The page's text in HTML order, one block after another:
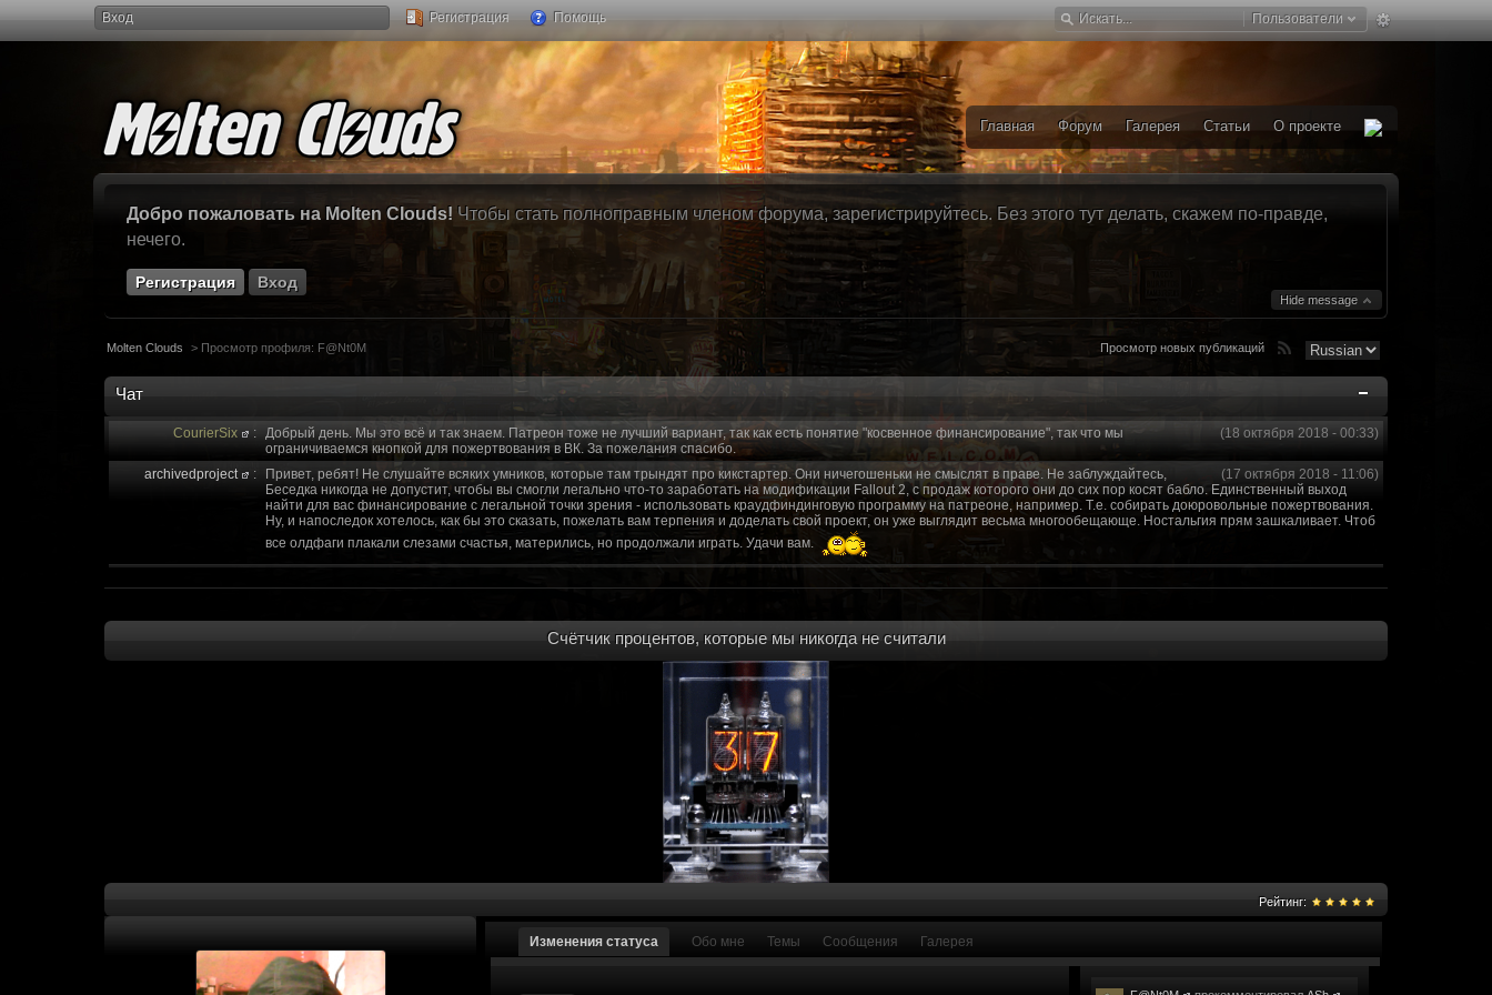
Вход Помощь
Регистрация Пользователи
Главная Форум Галерея Статьи О проекте
Добро пожаловать на Molten Clouds! Чтобы стать полноправным членом форума, зарегистрируйтесь. Без этого тут делать, скажем по-правде,
нечего.
Регистрация Вход
Hide message
Molten Clouds > Просмотр профиля: F@Nt0M Просмотр новых публикаций
Чат
CourierSix : (18 октября 2018 - 00:33)
Добрый день. Мы это всё и так знаем. Патреон тоже не лучший вариант, так как есть понятие "косвенное финансирование", так что мы
ограничиваемся кнопкой для пожертвования в ВК. За пожелания спасибо.
archivedproject
: (17 октября 2018 - 11:06)
Привет, ребят! Не слушайте всяких умников, которые там трындят про кикстартер. Они ничегошеньки не смыслят в праве. Не заблуждайтесь,
Беседка никогда не допустит, чтобы вы смогли легально что-то заработать на модификации Fallout 2, с продаж которого они до сих пор косят бабло. Единственный выход
найти для вас финансирование с легальной точки зрения - использовать краудфиндинговую программу на патреоне, например. Т.е. собирать доюровольные пожертвования.
Ну, и напоследок хотелось, как бы это сказать, пожелать вам терпения и доделать свой проект, он уже выглядит весьма многообещающе. Ностальгия прям зашкаливает. Чтоб
все олдфаги плакали слезами счастья, матерились, но продолжали играть. Удачи вам.
https://discordapp.com/invite/SxX7Zxf
Рыцарь Братства
: (09 октября 2018 - 13:36)
Здравствуйте, ребята! Может я как-то смогу вам помочь? Буду рад
Как доберемся до озвучки, постараемся связаться с вами.
Привет реббя! Жду не дождусь, вернее жду с мужеством настоящего война ваш проект, Молтены. Помогу, чем могу, как когда-то
Надо будет как-то запилить тут ссылки и на другие информационные ресурсы.https://discord.gg/WkrksnV
https://discord.gg/svX26Rs
а ещо можна крч сделать тупа 3д (три дэ ну трехмерны) катсцену крч котора я будет показывать локации ну типа пролета ну камера да? вот в обще и
показывать эту катсцену а квесты потом хорошо? ато поиграть очень хотчется и проэкт вдруг загнетца эххххх......................(
Ок. Если мы захотим сделать карту для Quake, обязательно прислушаемся к этому совету.
Сорян за нахальство, просто контент какой то у вас уже есть. А время против вас. Боевка и интерактив вам нужен в любом случае. Это база - чем раньше
тем лучше. Реактор скажем уже есть, ну вот на нем и остановитесь скажем. Даже одной локации достаточно, если скажем объявить о фишке: точности воспроизведения
оригинальной обстановки. Каждая лока будет - как выпуск. История известна, пройтись по ключевым историям и показать в 3д отдельные кусочки. Не знаю, можно даже на
базе реактор сделать очистку убежища 7 от рейдеров, не помню. Начав с боевки уже можно о квестах года через 2 -3 задуматься будет, опять же лучше будет проработать
сначала города в которых уже была боевка... Просто то что вы наметили не закончится никогда. Без релизов все загнется... )
Городом убежища и граждане напали на Гекко с целью уничтожить реактор." Точка захвата реактор. Можно мувик показать и т д. Можно Город убежище аналогично: граждане
против рейдеров... Модор против рейдеров, НКР-ГУ-НьюРено, против друг друга. Жанр "Осада города" в Falloutауте актуальна чуть не в большей части контента. Охрана
каравана опять же - локи с пустины.... 5 лок чтобы отладить боевку и проработку деталей. Это и старт для всего что надумаете в будущем и самое быстрое что из этого можно
получить....
Счётчик процентов, которые мы никогда не считали
Рейтинг:
Изменения статуса Обо мне Темы Сообщения Галерея